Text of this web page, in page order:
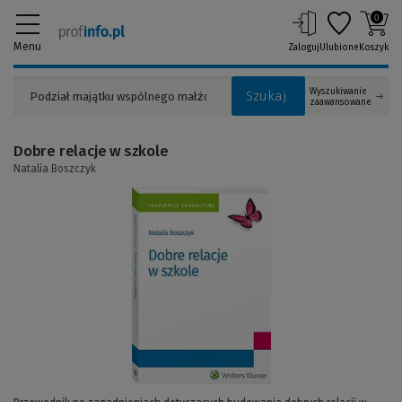
Menu
Szukaj
Wyszukiwanie
zaawansowane
ZalogujUlubione
0
Koszyk
Dobre relacje w szkole
Natalia Boszczyk